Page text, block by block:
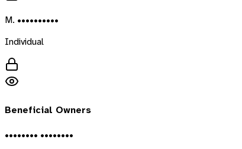
M. ••••••••••
Individual
Beneficial Owners
•••••••• ••••••••